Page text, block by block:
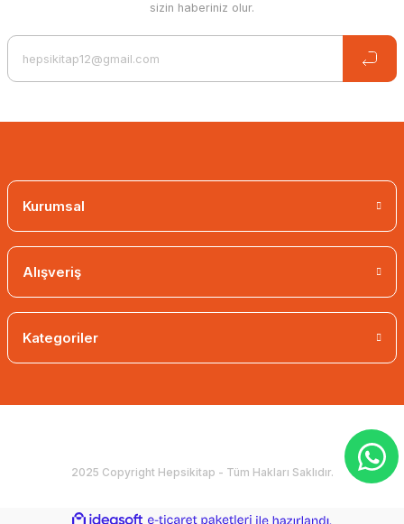
sizin haberiniz olur.
Kurumsal
Alışveriş
Kategoriler
2025 Copyright Hepsikitap - Tüm Hakları Saklıdır.
ideasoft e-